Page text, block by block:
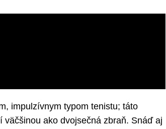
impulzívnym typom tenistu; táto
ako dvojsečná zbraň. Snáď aj